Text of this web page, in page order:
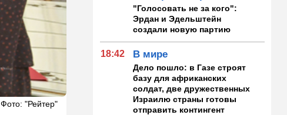
Фото: "Рейтер"
"Голосовать не за кого":
Эрдан и Эдельштейн
создали новую партию
18:42 В мире
Дело пошло: в Газе строят
базу для африканских
солдат, две дружественных
Израилю страны готовы
отправить контингент